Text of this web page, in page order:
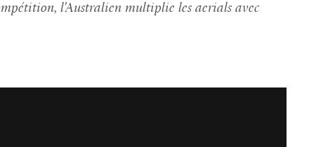
l'Australien multiplie les aerials avec